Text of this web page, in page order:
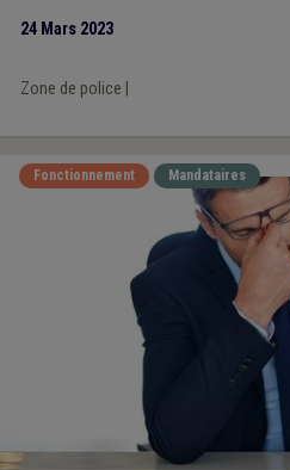
24 Mars 2023
Zone de police
Fonctionnement Mandataires